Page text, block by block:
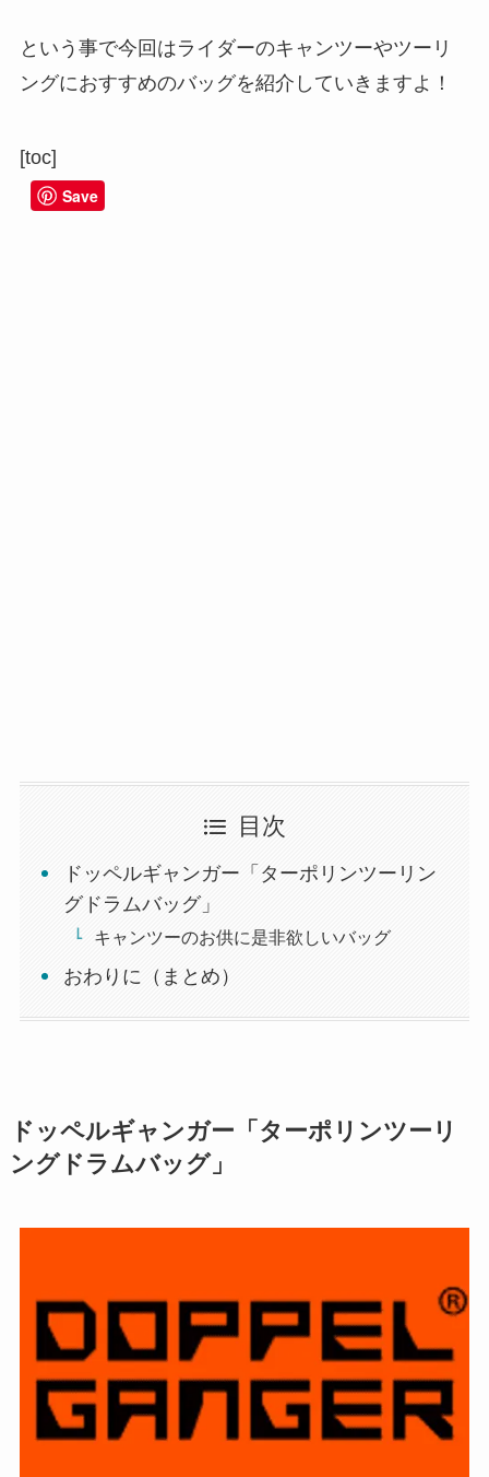
という事で今回はライダーのキャンツーやツーリ
ングにおすすめのバッグを紹介していきますよ！
[toc]
目次
ドッペルギャンガー「ターポリンツーリン
グドラムバッグ」
キャンツーのお供に是非欲しいバッグ
おわりに（まとめ）
ドッペルギャンガー「ターポリンツーリ
ングドラムバッグ」
Save